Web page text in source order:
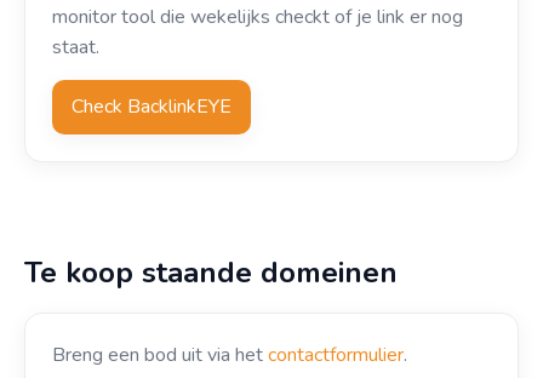
monitor tool die wekelijks checkt of je link er nog
staat.
Check BacklinkEYE
Te koop staande domeinen
Breng een bod uit via hetcontactformulier.